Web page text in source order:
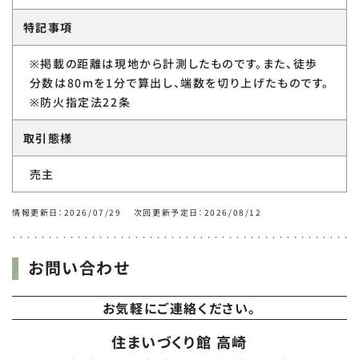
特記事項
※掲載の距離は現地から計測したものです。また、徒歩
分数は80mを1分で算出し、端数を切り上げたものです。
※防火指定法22条
取引態様
売主
情報更新日：2026/07/29 次回更新予定日：2026/08/12
お問い合わせ
お気軽にご連絡ください。
住まいづくり館 高崎